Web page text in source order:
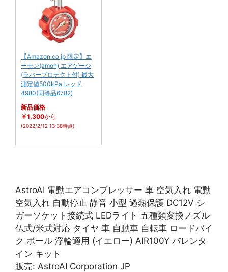
【Amazon.co.jp 限定】エ
ーモン(amon) エアゲージ
(ラバープロテクト付) 最大
測定値500kPa レッド
4980(同等品6782)
新品価格
￥1,300から
(2022/2/12 13:38時点)
AstroAI 電動エアコンプレッサー 車 空気入れ 電動
空気入れ 自動停止 静音 小型 過熱保護 DC12V シ
ガーソケット接続式 LEDライト 五種類変換ノズル
仏式/米式対応 タイヤ 車 自動車 自転車 ロードバイ
ク ボール 浮輪適用 (イエロー) AIR100Y バレンタ
イン キット
販売: AstroAI Corporation JP